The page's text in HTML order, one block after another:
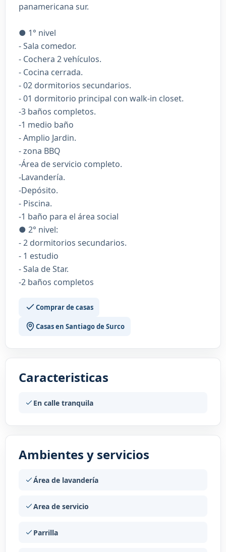
panamericana sur.
● 1° nivel
- Sala comedor.
- Cochera 2 vehículos.
- Cocina cerrada.
- 02 dormitorios secundarios.
- 01 dormitorio principal con walk-in closet.
-3 baños completos.
-1 medio baño
- Amplio Jardin.
- zona BBQ
-Área de servicio completo.
-Lavandería.
-Depósito.
- Piscina.
-1 baño para el área social
● 2° nivel:
- 2 dormitorios secundarios.
- 1 estudio
- Sala de Star.
-2 baños completos
Comprar de casas
Casas en Santiago de Surco
Caracteristicas
En calle tranquila
Ambientes y servicios
Área de lavandería
Area de servicio
Parrilla